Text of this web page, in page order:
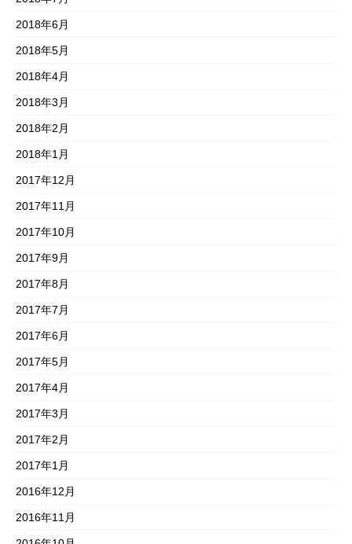
2018年6月
2018年5月
2018年4月
2018年3月
2018年2月
2018年1月
2017年12月
2017年11月
2017年10月
2017年9月
2017年8月
2017年7月
2017年6月
2017年5月
2017年4月
2017年3月
2017年2月
2017年1月
2016年12月
2016年11月